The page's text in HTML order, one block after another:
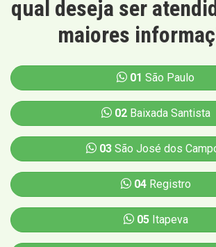
qual deseja ser
maiores
01 São Paulo
02Baixada Santista
03São José dos
04Registro
05Itapeva